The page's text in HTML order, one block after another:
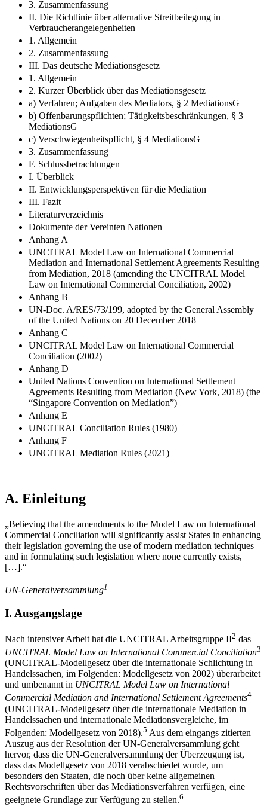
3. Zusammenfassung
II. Die Richtlinie über alternative Streitbeilegung in
Verbraucherangelegenheiten
1. Allgemein
2. Zusammenfassung
III. Das deutsche Mediationsgesetz
1. Allgemein
2. Kurzer Überblick über das Mediationsgesetz
a) Verfahren; Aufgaben des Mediators, § 2 MediationsG
b) Offenbarungspflichten; Tätigkeitsbeschränkungen, § 3
MediationsG
c) Verschwiegenheitspflicht, § 4 MediationsG
3. Zusammenfassung
F. Schlussbetrachtungen
I. Überblick
II. Entwicklungsperspektiven für die Mediation
III. Fazit
Literaturverzeichnis
Dokumente der Vereinten Nationen
Anhang A
UNCITRAL Model Law on International Commercial
Mediation and International Settlement Agreements Resulting
from Mediation, 2018 (amending the UNCITRAL Model
Law on International Commercial Conciliation, 2002)
Anhang B
UN-Doc. A/RES/73/199, adopted by the General Assembly
of the United Nations on 20 December 2018
Anhang C
UNCITRAL Model Law on International Commercial
Conciliation (2002)
Anhang D
United Nations Convention on International Settlement
Agreements Resulting from Mediation (New York, 2018) (the
“Singapore Convention on Mediation”)
Anhang E
UNCITRAL Conciliation Rules (1980)
Anhang F
UNCITRAL Mediation Rules (2021)
A. Einleitung
„Believing that the amendments to the Model Law on International
Commercial Conciliation will significantly assist States in enhancing
their legislation governing the use of modern mediation techniques
and in formulating such legislation where none currently exists,
[…].“
UN-Generalversammlung1
I. Ausgangslage
Nach intensiver Arbeit hat die UNCITRAL Arbeitsgruppe II2 das
UNCITRAL Model Law on International Commercial Conciliation3
(UNCITRAL-Modellgesetz über die internationale Schlichtung in
Handelssachen, im Folgenden: Modellgesetz von 2002) überarbeitet
und umbenannt in UNCITRAL Model Law on International
Commercial Mediation and International Settlement Agreements4
(UNCITRAL-Modellgesetz über die internationale Mediation in
Handelssachen und internationale Mediationsvergleiche, im
Folgenden: Modellgesetz von 2018).5 Aus dem eingangs zitierten
Auszug aus der Resolution der UN-Generalversammlung geht
hervor, dass die UN-Generalversammlung der Überzeugung ist,
dass das Modellgesetz von 2018 verabschiedet wurde, um
besonders den Staaten, die noch über keine allgemeinen
Rechtsvorschriften über das Mediationsverfahren verfügen, eine
geeignete Grundlage zur Verfügung zu stellen.6